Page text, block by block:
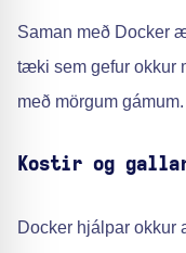
Saman með Docker
tæki sem gefur okkur
með mörgum gámum.
Kostir og
Docker hjálpar okkur